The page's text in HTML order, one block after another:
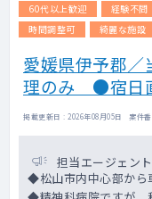
60代以上歓迎
経験不問
時間調整可
綺麗な施設
愛媛県伊予郡／
理のみ ●宿日
掲載更新日 : 2026年08月05日 案件
担当エージェン
◆松山市内中心部から